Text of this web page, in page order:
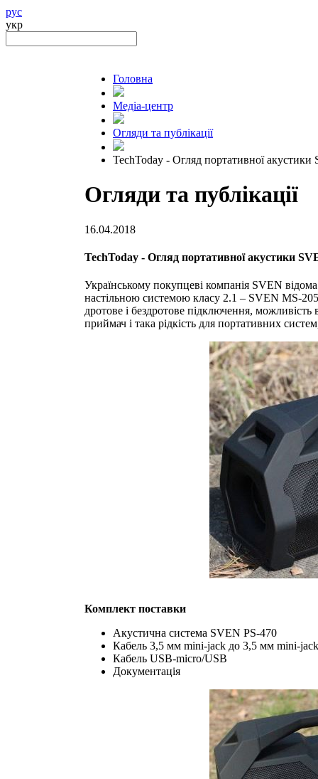
рус
укр
Головна
Медіа-центр
Огляди та публікації
TechToday - Огляд портативної акустики
Огляди та публікації
16.04.2018
TechToday - Огляд портативної акустики
Українському покупцеві компанія SVEN
настільною системою класу 2.1 – SVEN MS-
дротове і бездротове підключення,
приймач і така рідкість для портативних
Комплект поставки
Акустична система SVEN PS-470
Кабель 3,5 мм mini-jack до 3,5 мм mini-jack
Кабель USB-micro/USB
Документація